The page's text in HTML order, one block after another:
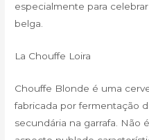
especialmente para
belga.
La Chouffe Loira
Chouffe Blonde é uma
fabricada por fermentação
secundária na garrafa. Não